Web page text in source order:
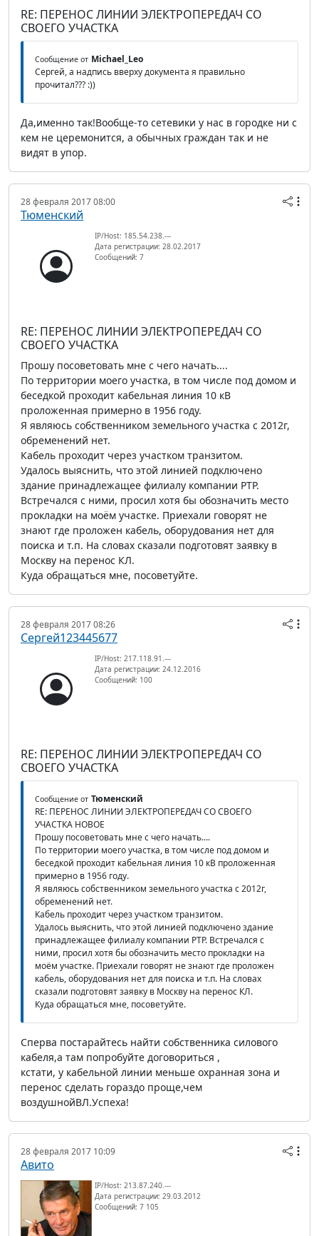
RE: ПЕРЕНОС ЛИНИИ ЭЛЕКТРОПЕРЕДАЧ СО
СВОЕГО УЧАСТКА
Сообщение от Michael_Leo
Сергей, а надпись вверху документа я правильно
прочитал??? :))
Да,именно так!Вообще-то сетевики у нас в городке ни с
кем не церемонится, а обычных граждан так и не
видят в упор.
28 февраля 2017 08:00
Тюменский
IP/Host: 185.54.238.---
Дата регистрации: 28.02.2017
Сообщений: 7
RE: ПЕРЕНОС ЛИНИИ ЭЛЕКТРОПЕРЕДАЧ СО
СВОЕГО УЧАСТКА
Прошу посоветовать мне с чего начать....
По территории моего участка, в том числе под домом и
беседкой проходит кабельная линия 10 кВ
проложенная примерно в 1956 году.
Я являюсь собственником земельного участка с 2012г,
обременений нет.
Кабель проходит через участком транзитом.
Удалось выяснить, что этой линией подключено
здание принадлежащее филиалу компании РТР.
Встречался с ними, просил хотя бы обозначить место
прокладки на моём участке. Приехали говорят не
знают где проложен кабель, оборудования нет для
поиска и т.п. На словах сказали подготовят заявку в
Москву на перенос КЛ.
Куда обращаться мне, посоветуйте.
28 февраля 2017 08:26
Сергей123445677
IP/Host: 217.118.91.---
Дата регистрации: 24.12.2016
Сообщений: 100
RE: ПЕРЕНОС ЛИНИИ ЭЛЕКТРОПЕРЕДАЧ СО
СВОЕГО УЧАСТКА
Сообщение от Тюменский
RE: ПЕРЕНОС ЛИНИИ ЭЛЕКТРОПЕРЕДАЧ СО СВОЕГО
УЧАСТКА НОВОЕ
Прошу посоветовать мне с чего начать....
По территории моего участка, в том числе под домом и
беседкой проходит кабельная линия 10 кВ проложенная
примерно в 1956 году.
Я являюсь собственником земельного участка с 2012г,
обременений нет.
Кабель проходит через участком транзитом.
Удалось выяснить, что этой линией подключено здание
принадлежащее филиалу компании РТР. Встречался с
ними, просил хотя бы обозначить место прокладки на
моём участке. Приехали говорят не знают где проложен
кабель, оборудования нет для поиска и т.п. На словах
сказали подготовят заявку в Москву на перенос КЛ.
Куда обращаться мне, посоветуйте.
Сперва постарайтесь найти собственника силового
кабеля,а там попробуйте договориться ,
кстати, у кабельной линии меньше охранная зона и
перенос сделать гораздо проще,чем
воздушнойВЛ.Успеха!
28 февраля 2017 10:09
Авито
IP/Host: 213.87.240.---
Дата регистрации: 29.03.2012
Сообщений: 7 105